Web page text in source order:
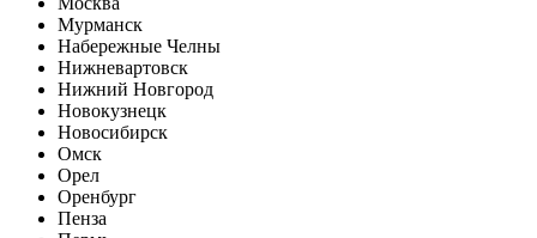
Мурманск
Набережные Челны
Нижневартовск
Нижний Новгород
Новокузнецк
Новосибирск
Омск
Орел
Оренбург
Пенза